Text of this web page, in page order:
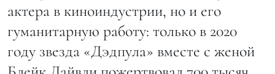
актера в киноиндустрии, но и его
гуманитарную работу: только в 2020
году звезда «Дэдпула» вместе с женой